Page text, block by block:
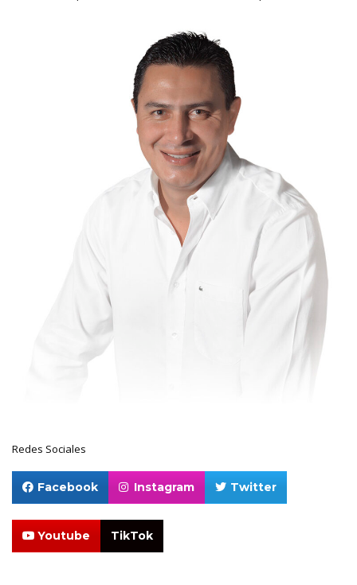
Redes Sociales
Facebook Instagram Twitter
Youtube TikTok